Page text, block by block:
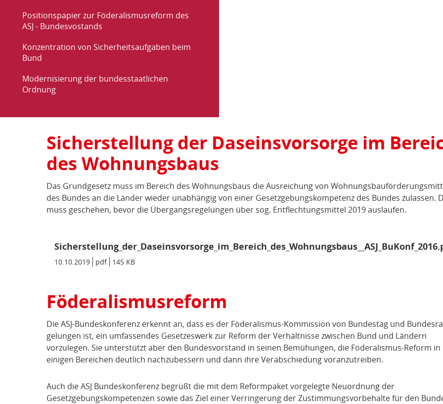
Positionspapier zur Föderalismusreform des
ASJ - Bundesvostands
Konzentration von Sicherheitsaufgaben beim
Bund
Modernisierung der bundesstaatlichen
Ordnung
Beschlüsse:
Staatsorganisation
Föderalismus
Sicherstellung der Daseinsvorsorge im
des Wohnungsbaus
Das Grundgesetz muss im Bereich des Wohnungsbaus die Ausreichung von
des Bundes an die Länder wieder unabhängig von einer Gesetzgebungskompetenz des Bundes zulassen.
muss geschehen, bevor die Übergangsregelungen über sog. Entflechtungsmittel 2019 auslaufen.
Metadaten:
Datum/Gültigkeit:
10.10.2019 Dateiformat:
pdf Dateigröße:
145 KB
Föderalismusreform
Die ASJ-Bundeskonferenz erkennt an, dass es der Föderalismus-Kommission von Bundestag und
gelungen ist, ein umfassendes Gesetzeswerk zur Reform der Verhältnisse zwischen Bund und Ländern
vorzulegen. Sie unterstützt aber den Bundesvorstand in seinen Bemühungen, die Föderalismus-Reform in
einigen Bereichen deutlich nachzubessern und dann ihre Verabschiedung voranzutreiben.
Auch die ASJ Bundeskonferenz begrüßt die mit dem Reformpaket vorgelegte Neuordnung der
Gesetzgebungskompetenzen sowie das Ziel einer Verringerung der Zustimmungsvorbehalte für den